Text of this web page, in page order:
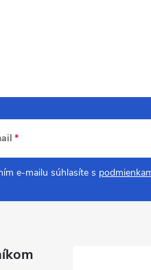
e-mailu súhlasíte s